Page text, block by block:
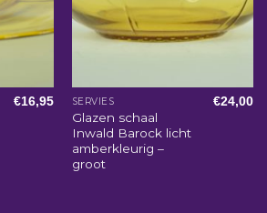
€16,95 SERVIES
Glazen schaal
Inwald Barock licht
amberkleurig –
groot
€24,00